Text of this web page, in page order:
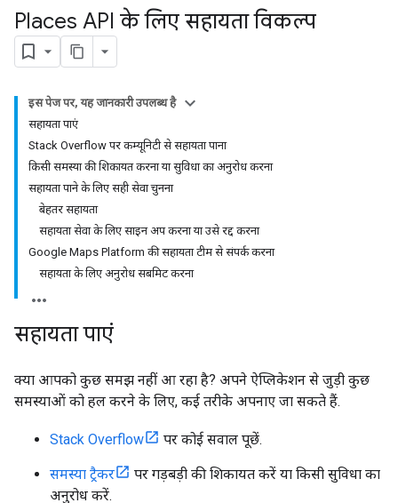
Places API के लिए सहायता विकल्प
इस पेज पर, यह जानकारी उपलब्ध है
सहायता पाएं
Stack Overflow पर कम्यूनिटी से सहायता पाना
किसी समस्या की शिकायत करना या सुविधा का अनुरोध करना
सहायता पाने के लिए सही सेवा चुनना
बेहतर सहायता
सहायता सेवा के लिए साइन अप करना या उसे रद्द करना
Google Maps Platform की सहायता टीम से संपर्क करना
सहायता के लिए अनुरोध सबमिट करना
सहायता पाएं
क्या आपको कुछ समझ नहीं आ रहा है? अपने ऐप्लिकेशन से जुड़ी कुछ
समस्याओं को हल करने के लिए, कई तरीके अपनाए जा सकते हैं.
Stack Overflow पर कोई सवाल पूछें.
समस्या ट्रैकर
पर गड़बड़ी की शिकायत करें या किसी सुविधा का
अनुरोध करें.